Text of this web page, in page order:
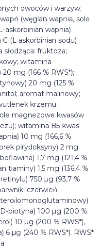
owoców i warzyw;
(węglan wapnia, sole
wapnia)
(L askorbinian sodu)
słodząca: fruktoza;
witamina
mg (166 % RWS*);
20 mg (125 %
aromat malinowy;
krzemu;
magnezowe kwasów
witamina B5-kwas
10 mg (166,6 %
pirydoksyny) 2 mg
1,7 mg (121,4 %
tiaminy) 1,5 mg (136,4 %
750 µg (93,7 %
czerwień
biotyna) 100 µg (200 %
10 µg (200 % RWS*),
6 µg (240 % RWS*). RWS*